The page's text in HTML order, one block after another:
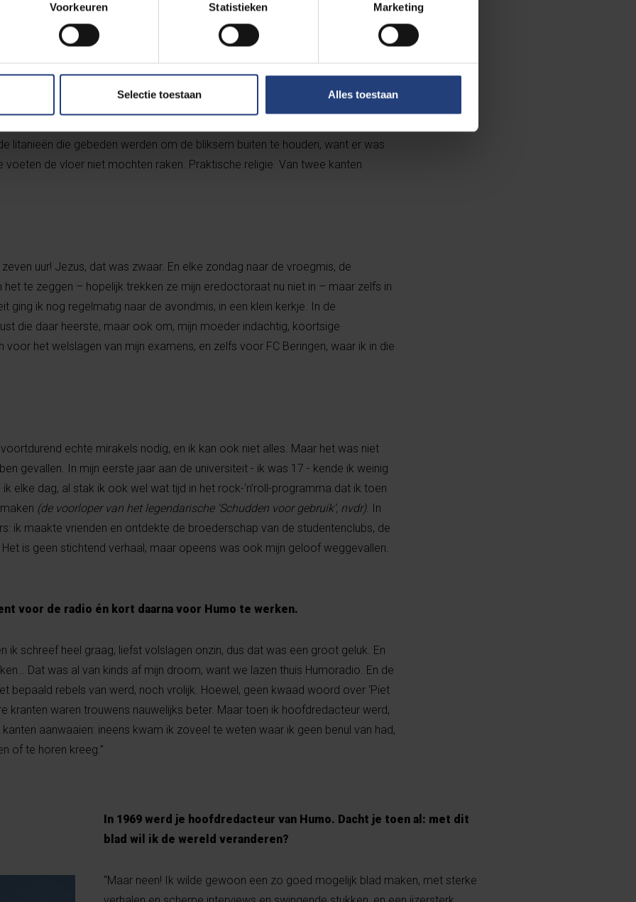
Voorkeuren Statistieken Marketing
Selectie toestaan Alles toestaan
denkt nu met je VUB-achtergrond natuurlijk meteen aan Saulus, die op weg naar
paard werd gebliksemd
maar zo ging het niet. Het ging bijna vanzelf, op
Mijn moeder was een buitengewoon lieve, zachte vrouw, die bovendien
boeren, in Berlingen, bij Hoepertingen, en daar bracht ik als kind regelmatig
litanieën die gebeden werden om de bliksem buiten te houden, want er was
de vloer niet mochten raken. Praktische religie. Van twee kanten
uur! Jezus, dat was zwaar. En elke zondag naar de vroegmis, de
te zeggen – hopelijk trekken ze mijn eredoctoraat nu niet in – maar zelfs in
ging ik nog regelmatig naar de avondmis, in een klein kerkje. In de
die daar heerste, maar ook om, mijn moeder indachtig, koortsige
het welslagen van mijn examens, en zelfs voor FC Beringen, waar ik in die
voortdurend echte mirakels nodig, en ik kan ook niet alles. Maar het was niet
gevallen. In mijn eerste jaar aan de universiteit - ik was 17 - kende ik weinig
elke dag, al stak ik ook wel wat tijd in het rock-‘n’roll-programma dat ik toen
(de voorloper van het legendarische ‘Schudden voor gebruik’, nvdr). In
ik maakte vrienden en ontdekte de broederschap van de studentenclubs, de
is geen stichtend verhaal, maar opeens was ook mijn geloof weggevallen.
voor de radio én kort daarna voor Humo te werken.
ik schreef heel graag, liefst volslagen onzin, dus dat was een groot geluk. En
Dat was al van kinds af mijn droom, want we lazen thuis Humoradio. En de
bepaald rebels van werd, noch vrolijk. Hoewel, geen kwaad woord over ‘Piet
kranten waren trouwens nauwelijks beter. Maar toen ik hoofdredacteur werd,
aanwaaien: ineens kwam ik zoveel te weten waar ik geen benul van had,
of te horen kreeg.”
In 1969 werd je hoofdredacteur van Humo. Dacht je toen al: met dit
blad wil ik de wereld veranderen?
“Maar neen! Ik wilde gewoon een zo goed mogelijk blad maken, met sterke